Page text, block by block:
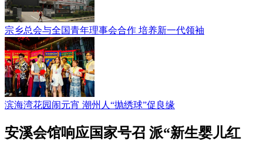
宗乡总会与全国青年理事会合作 培养新一代领袖
滨海湾花园闹元宵 潮州人“抛绣球”促良缘
安溪会馆响应国家号召 派“新生婴儿红